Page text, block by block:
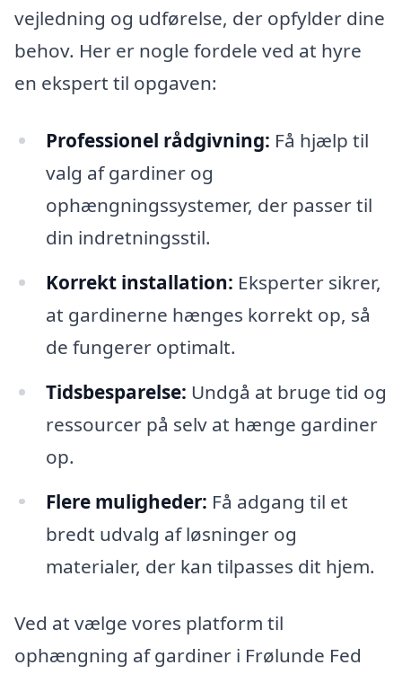
vejledning og udførelse, der opfylder dine
behov. Her er nogle fordele ved at hyre
en ekspert til opgaven:
Professionel rådgivning: Få hjælp til
valg af gardiner og
ophængningssystemer, der passer til
din indretningsstil.
Korrekt installation: Eksperter sikrer,
at gardinerne hænges korrekt op, så
de fungerer optimalt.
Tidsbesparelse: Undgå at bruge tid og
ressourcer på selv at hænge gardiner
op.
Flere muligheder: Få adgang til et
bredt udvalg af løsninger og
materialer, der kan tilpasses dit hjem.
Ved at vælge vores platform til
ophængning af gardiner i Frølunde Fed